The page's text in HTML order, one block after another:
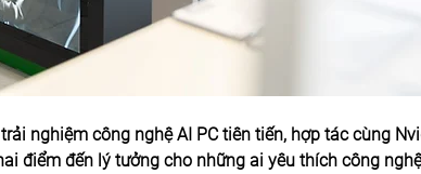
nghiệm công nghệ AI PC tiên tiến, hợp tác cùng
điểm đến lý tưởng cho những ai yêu thích công